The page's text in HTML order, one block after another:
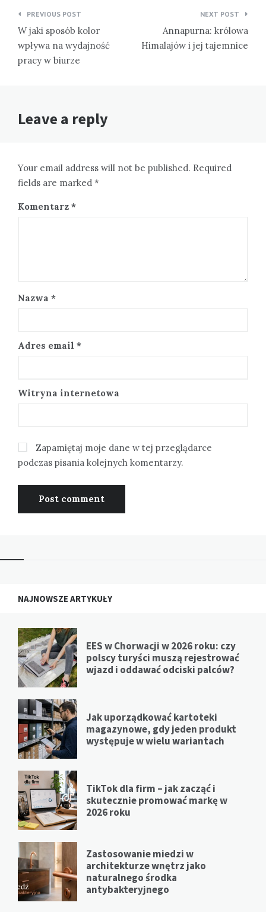
Nawigacja
wpisu
PREVIOUS POST
W jaki sposób kolor
wpływa na wydajność
pracy w biurze
NEXT POST
Annapurna: królowa
Himalajów i jej tajemnice
Leave a reply
Your email address will not be published. Required
fields are marked *
Komentarz *
Nazwa *
Adres email *
Witryna internetowa
Zapamiętaj moje dane w tej przeglądarce
podczas pisania kolejnych komentarzy.
NAJNOWSZE ARTYKUŁY
EES w Chorwacji w 2026 roku: czy
polscy turyści muszą rejestrować
wjazd i oddawać odciski palców?
Jak uporządkować kartoteki
magazynowe, gdy jeden produkt
występuje w wielu wariantach
TikTok dla firm – jak zacząć i
skutecznie promować markę w
2026 roku
Zastosowanie miedzi w
architekturze wnętrz jako
naturalnego środka
antybakteryjnego